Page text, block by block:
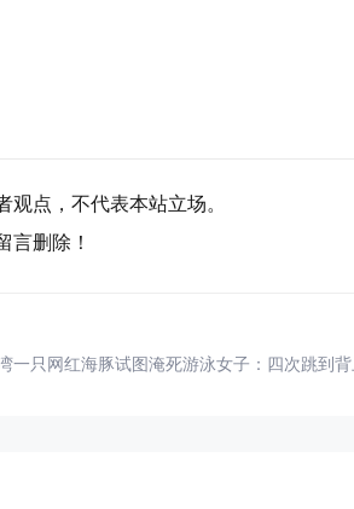
观点，不代表本站立场。
言删除！
一只网红海豚试图淹死游泳女子：四次跳到